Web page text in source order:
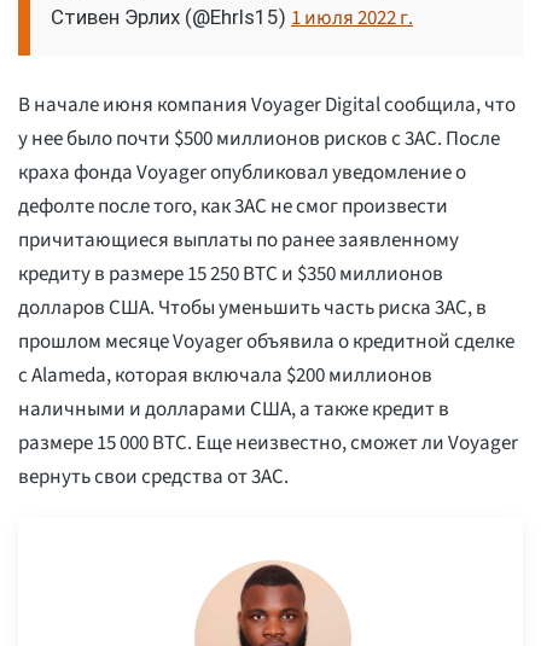
Стивен Эрлих (@Ehrls15) 1 июля 2022 г.
В начале июня компания Voyager Digital сообщила, что
у нее было почти $500 миллионов рисков с 3AC. После
краха фонда Voyager опубликовал уведомление о
дефолте после того, как 3AC не смог произвести
причитающиеся выплаты по ранее заявленному
кредиту в размере 15 250 BTC и $350 миллионов
долларов США. Чтобы уменьшить часть риска 3AC, в
прошлом месяце Voyager объявила о кредитной сделке
с Alameda, которая включала $200 миллионов
наличными и долларами США, а также кредит в
размере 15 000 BTC. Еще неизвестно, сможет ли Voyager
вернуть свои средства от 3AC.